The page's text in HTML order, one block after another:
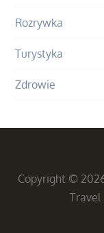
Rozrywka
Turystyka
Zdrowie
Copyright ©
Travel